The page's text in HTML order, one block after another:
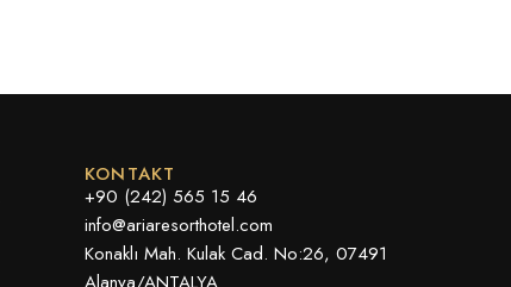
KONTAKT
+90 (242) 565 15 46
info@ariaresorthotel.com
Konaklı Mah. Kulak Cad. No:26, 07491